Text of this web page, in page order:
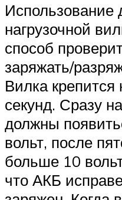
Использование
нагрузочной
способ
заряжать/
Вилка
секунд. Сразу
должны
вольт, после
больше 10
что АКБ